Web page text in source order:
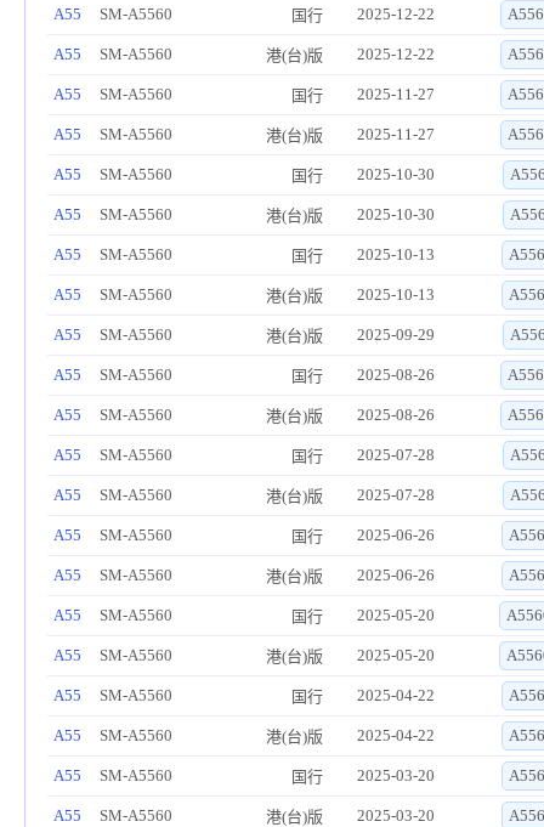
A55 SM-A5560 国行 2025-12-22
A55 SM-A5560 港(台)版 2025-12-22
A55 SM-A5560 国行 2025-11-27
A55 SM-A5560 港(台)版 2025-11-27
A55 SM-A5560 国行 2025-10-30
A55 SM-A5560 港(台)版 2025-10-30
A55 SM-A5560 国行 2025-10-13
A55 SM-A5560 港(台)版 2025-10-13
A55 SM-A5560 港(台)版 2025-09-29
A55 SM-A5560 国行 2025-08-26
A55 SM-A5560 港(台)版 2025-08-26
A55 SM-A5560 国行 2025-07-28
A55 SM-A5560 港(台)版 2025-07-28
A55 SM-A5560 国行 2025-06-26
A55 SM-A5560 港(台)版 2025-06-26
A55 SM-A5560 国行 2025-05-20
A55 SM-A5560 港(台)版 2025-05-20
A55 SM-A5560 国行 2025-04-22
A55 SM-A5560 港(台)版 2025-04-22
A55 SM-A5560 国行 2025-03-20
A55 SM-A5560 港(台)版 2025-03-20